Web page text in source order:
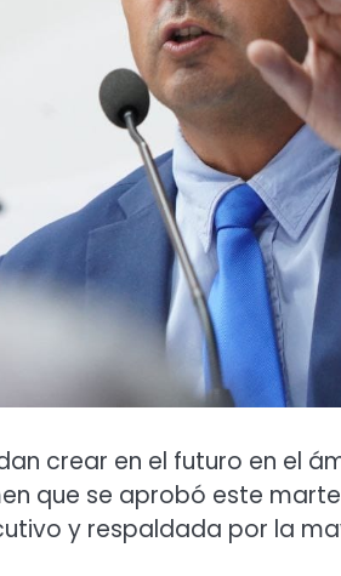
crear en el futuro en el
que se aprobó este
y respaldada por la